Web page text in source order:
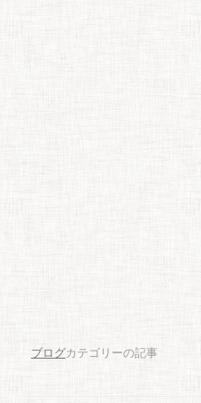
ブログカテゴリーの記事